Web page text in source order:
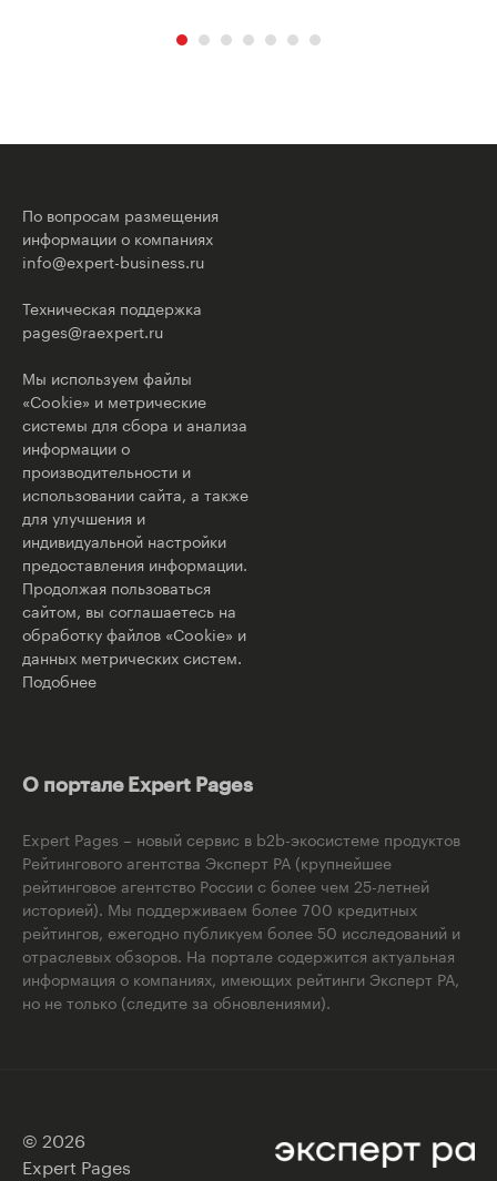
По вопросам размещения
информации о компаниях
info@expert-business.ru
Техническая поддержка
pages@raexpert.ru
Мы используем файлы
«Cookie» и метрические
системы для сбора и анализа
информации о
производительности и
использовании сайта, а также
для улучшения и
индивидуальной настройки
предоставления информации.
Продолжая пользоваться
сайтом, вы соглашаетесь на
обработку файлов «Cookie» и
данных метрических систем.
Подобнее
О портале Expert Pages
Expert Pages – новый сервис в b2b-экосистеме продуктов
Рейтингового агентства Эксперт РА (крупнейшее
рейтинговое агентство России с более чем 25-летней
историей). Мы поддерживаем более 700 кредитных
рейтингов, ежегодно публикуем более 50 исследований и
отраслевых обзоров. На портале содержится актуальная
информация о компаниях, имеющих рейтинги Эксперт РА,
но не только (следите за обновлениями).
© 2026
Expert Pages